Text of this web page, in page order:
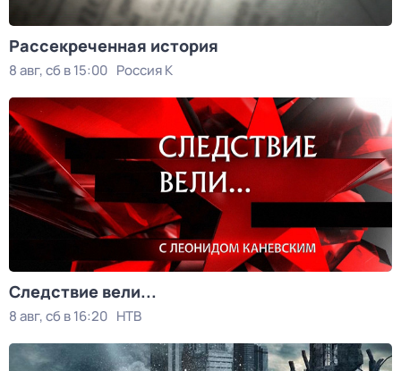
Рассекреченная история
8 авг, сб в 15:00 Россия К
Следствие вели...
8 авг, сб в 16:20 НТВ